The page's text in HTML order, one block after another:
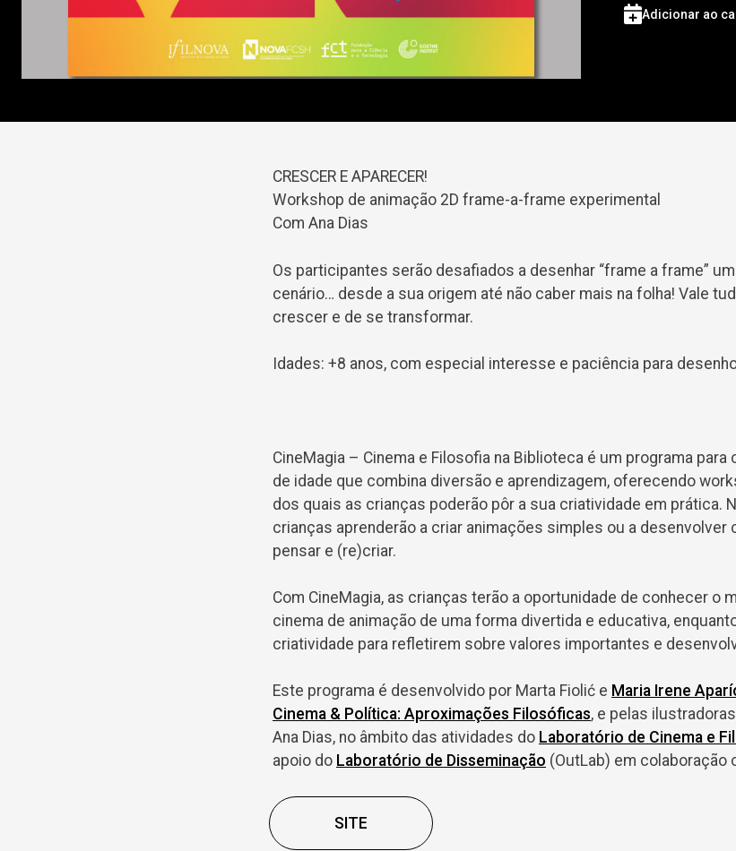
Adicionar ao
CRESCER E APARECER!
Workshop de animação 2D frame-a-frame experimental
Com Ana Dias
Os participantes serão desafiados a desenhar “frame a frame”
cenário… desde a sua origem até não caber mais na folha! Vale
crescer e de se transformar.
Idades: +8 anos, com especial interesse e paciência para
CineMagia – Cinema e Filosofia na Biblioteca é um programa
de idade que combina diversão e aprendizagem, oferecendo
dos quais as crianças poderão pôr a sua criatividade em prática.
crianças aprenderão a criar animações simples ou a desenvolver
pensar e (re)criar.
Com CineMagia, as crianças terão a oportunidade de conhecer o
cinema de animação de uma forma divertida e educativa,
criatividade para refletirem sobre valores importantes e
Este programa é desenvolvido por Marta Fiolić e Maria Irene
Cinema & Política: Aproximações Filosóficas, e pelas
Ana Dias, no âmbito das atividades do Laboratório de Cinema e
apoio do Laboratório de Disseminação (OutLab) em colaboração
SITE